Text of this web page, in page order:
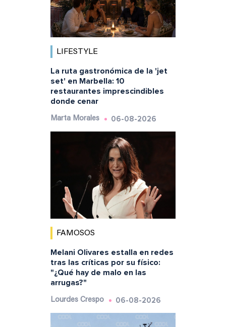
LIFESTYLE
La ruta gastronómica de la 'jet
set' en Marbella: 10
restaurantes imprescindibles
donde cenar
Marta Morales 06-08-2026
FAMOSOS
Melani Olivares estalla en redes
tras las críticas por su físico:
"¿Qué hay de malo en las
arrugas?"
Lourdes Crespo 06-08-2026